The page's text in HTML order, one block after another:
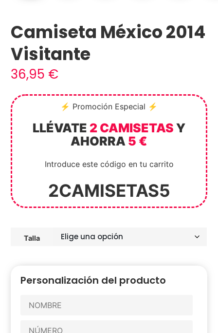
Camiseta México 2014
Visitante
36,95 €
⚡ Promoción Especial ⚡
LLÉVATE 2 CAMISETAS Y
AHORRA 5 €
Introduce este código en tu carrito
2CAMISETAS5
Talla
Personalización del producto